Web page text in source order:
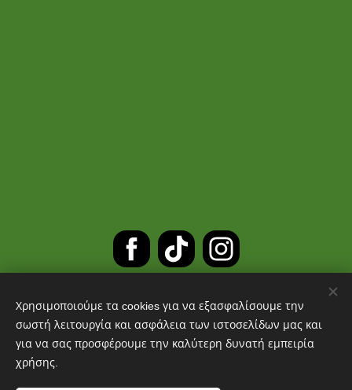
ΔΩΡΕΑΝ ΜΕΤΑΦΟΡΙΚΑ ΓΙΑ
ΠΑΡΑΓΓΕΛΙΕΣ ΑΝΩ ΤΩΝ 30 ΕΥΡΩ
Χρησιμοποιούμε τα cookies για να εξασφαλίσουμε την
σωστή λειτουργία και ασφάλεια των ιστοσελίδων μας και
για να σας προσφέρουμε την καλύτερη δυνατή εμπειρία
χρήσης.